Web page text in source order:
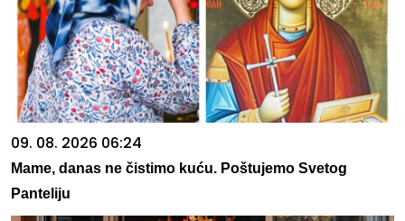
09. 08. 2026 06:24
Mame, danas ne čistimo kuću. Poštujemo Svetog
Panteliju